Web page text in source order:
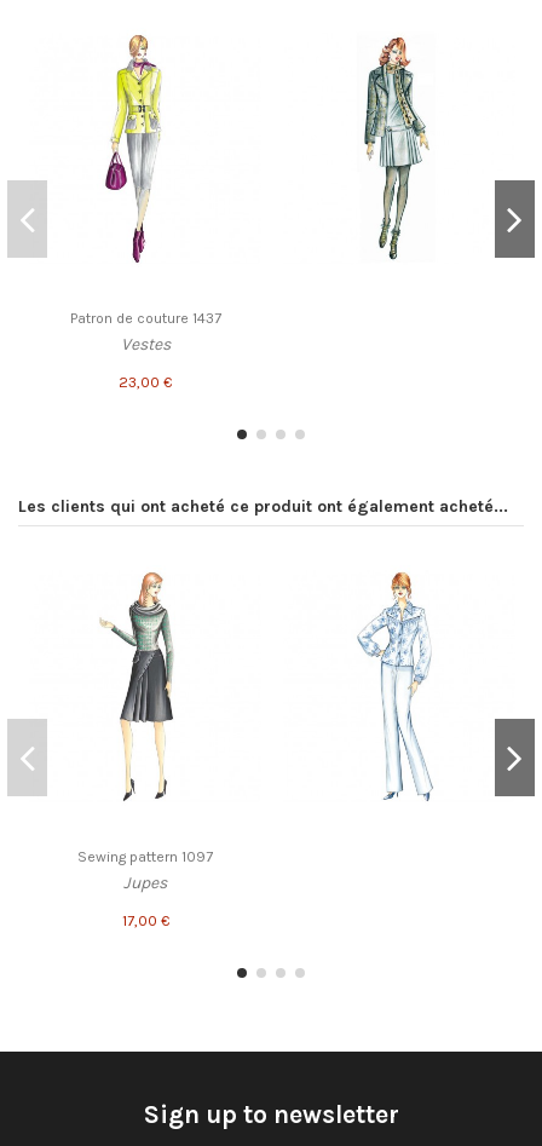
Patron de couture 1437
Vestes
23,00 €
Les clients qui ont acheté ce produit ont également acheté...
Sewing pattern 1097
Jupes
17,00 €
Sign up to newsletter